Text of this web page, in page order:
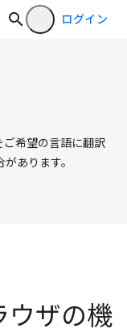
ログイン
希望の言語に翻訳
あります。
ウザの機